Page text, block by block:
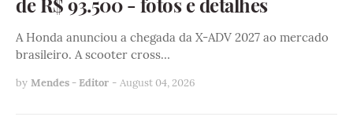
A Honda anunciou a chegada da X-ADV 2027 ao mercado
brasileiro. A scooter cross…
by Mendes - Editor - August 04, 2026